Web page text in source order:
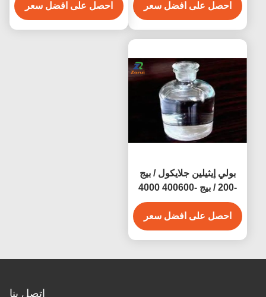
86-9 E551
احصل على افضل سعر
احصل على افضل سعر
بولي إيثيلين جلايكول / بيج
-200 / بيج -400600 4000
6000 8000 CAS 25322-
68-3
احصل على افضل سعر
اتصل بنا